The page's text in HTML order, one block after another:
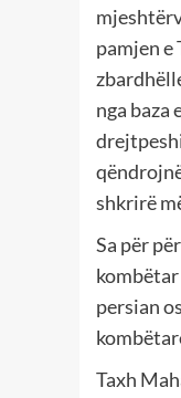
pamjen e
nga baza
shkrirë
Sa për
persian
Taxh